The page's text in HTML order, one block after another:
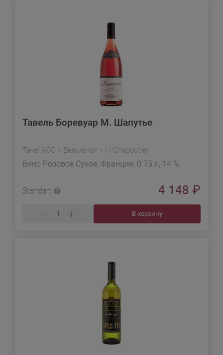
Тавель Боревуар М. Шапутье
Tavel AOC « Beaurevoir » M.Chapoutier
Вино Розовое Сухое, Франция, 0.75 л, 14 %
Standart 4 148 ₽
В корзину